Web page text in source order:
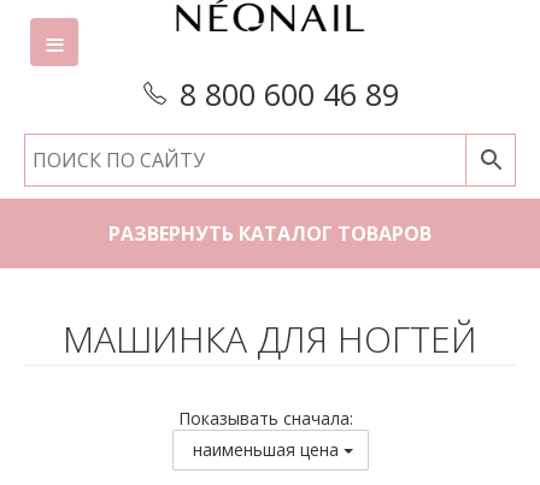
8 800 600 46 89
РАЗВЕРНУТЬ КАТАЛОГ ТОВАРОВ
МАШИНКА ДЛЯ НОГТЕЙ
Показывать сначала:
наименьшая цена